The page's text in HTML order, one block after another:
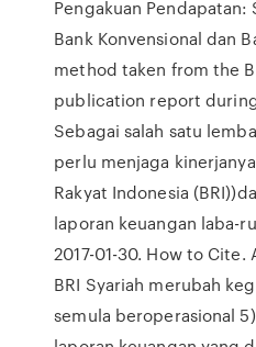
Pengakuan Pendapatan:
Bank Konvensional dan
method taken from the
publication report
Sebagai salah satu
perlu menjaga
Rakyat Indonesia
laporan keuangan laba-
2017-01-30. How to Cite.
BRI Syariah merubah
semula beroperasional